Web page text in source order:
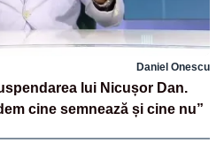
Daniel Onescu
lui Nicușor Dan.
cine semnează și cine nu”